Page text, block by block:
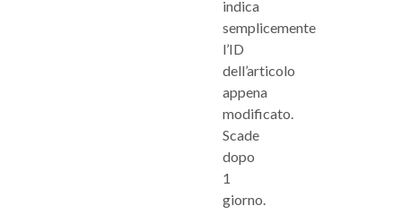
indica
semplicemente
l’ID
dell’articolo
appena
modificato.
Scade
dopo
1
giorno.